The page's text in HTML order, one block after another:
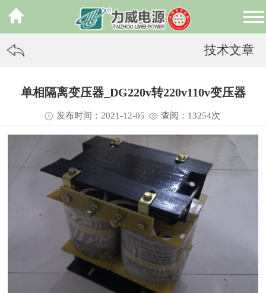
技术文章
单相隔离变压器_DG220v转220v110v变压器
发布时间：2021-12-05 查阅：13254次